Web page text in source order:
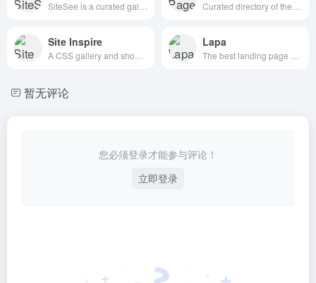
Site Inspire Lapa
暂无评论
您必须登录才能参与评论！
立即登录